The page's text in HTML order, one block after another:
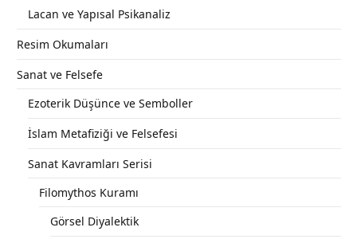
Lacan ve Yapısal Psikanaliz
Resim Okumaları
Sanat ve Felsefe
Ezoterik Düşünce ve Semboller
İslam Metafiziği ve Felsefesi
Sanat Kavramları Serisi
Filomythos Kuramı
Görsel Diyalektik